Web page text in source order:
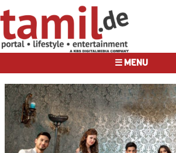
☰ MENU